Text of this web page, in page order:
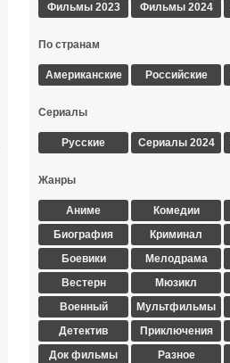
Фильмы 2023 Фильмы 2024
По странам
Американские Российские
Сериалы
Русские Сериалы 2024
Жанры
Аниме
Биография
Боевики
Вестерн
Военный
Детектив
Док фильмы
Комедии
Криминал
Мелодрама
Мюзикл
Мультфильмы
Приключения
Разное